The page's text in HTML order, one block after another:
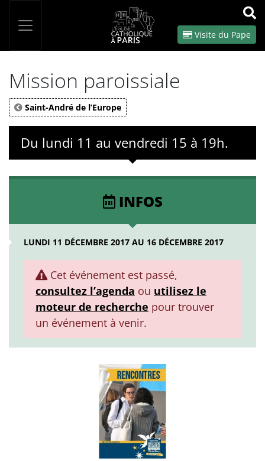
OK
Visite du Pape
Mission paroissiale
Saint-André de l’Europe
Du lundi 11 au vendredi 15 à 19h.
INFOS
LUNDI 11 DÉCEMBRE 2017 AU 16 DÉCEMBRE 2017
Cet événement est passé,
consultez l’agenda ou utilisez le
moteur de recherche pour trouver
un événement à venir.
Panneau de gestion des cookies